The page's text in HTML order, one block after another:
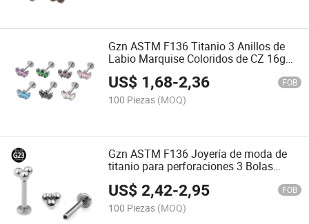
Gzn ASTM F136 Titanio 3 Anillos de
Labio Marquise Coloridos de CZ 16g
Pendientes Labret con Rosca Interna al
por mayor
US$ 1,68-2,36 FOB
100 Piezas (MOQ)
Gzn ASTM F136 Joyería de moda de
titanio para perforaciones 3 Bolas
interna, pendientes
US$2,42-2,95 FOB
100 Piezas (MOQ)